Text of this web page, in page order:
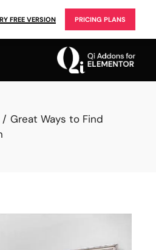
FREE VERSION PRICING PLANS
Great Ways to Find